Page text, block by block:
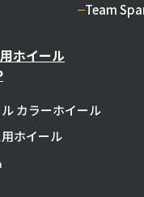
Team
ホイール
カラーホイール
ホイール